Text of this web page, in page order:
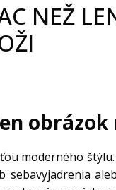
NEŽ
obrázok
moderného